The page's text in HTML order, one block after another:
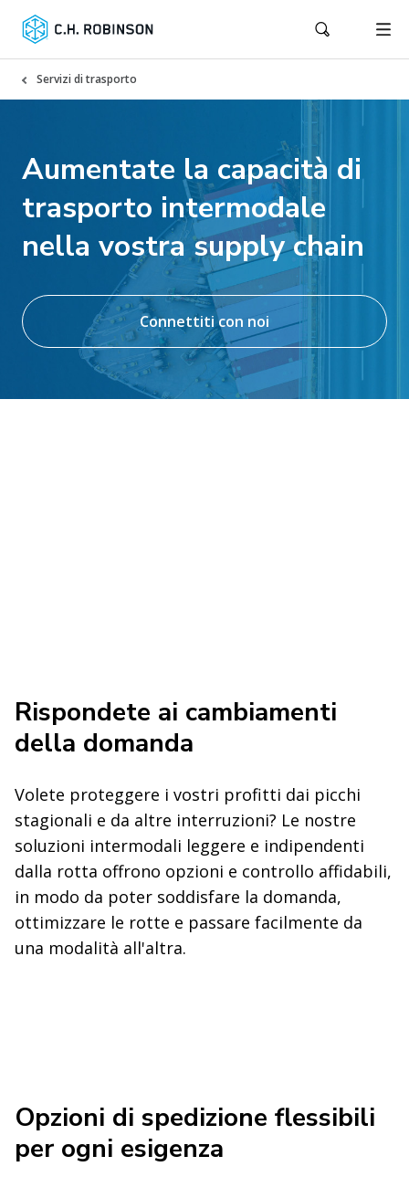
Servizi di trasporto
Aumentate la capacità di
trasporto intermodale
nella vostra supply chain
Connettiti con noi
Rispondete ai cambiamenti
della domanda
Volete proteggere i vostri profitti dai picchi
stagionali e da altre interruzioni? Le nostre
soluzioni intermodali leggere e indipendenti
dalla rotta offrono opzioni e controllo affidabili,
in modo da poter soddisfare la domanda,
ottimizzare le rotte e passare facilmente da
una modalità all'altra.
Opzioni di spedizione flessibili
per ogni esigenza